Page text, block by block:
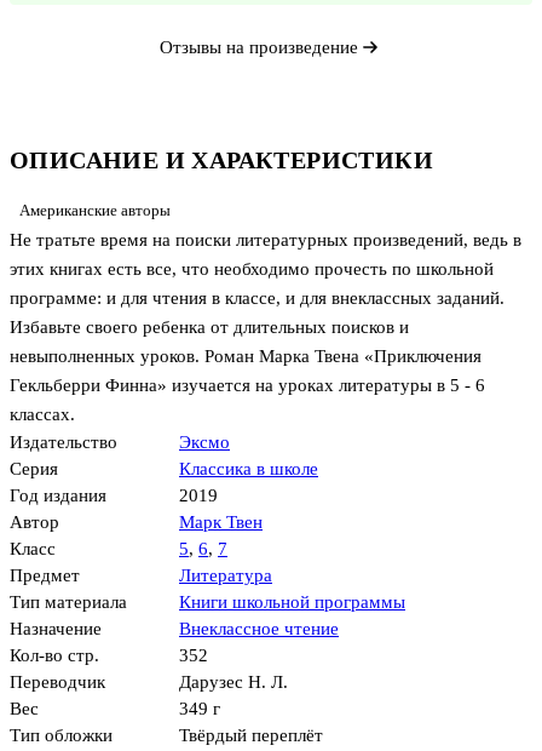
ОПИСАНИЕ И ХАРАКТЕРИСТИКИ
Американские авторы
Не тратьте время на поиски литературных произведений, ведь в
этих книгах есть все, что необходимо прочесть по школьной
программе: и для чтения в классе, и для внеклассных заданий.
Избавьте своего ребенка от длительных поисков и
невыполненных уроков. Роман Марка Твена «Приключения
Гекльберри Финна» изучается на уроках литературы в 5 - 6
классах.
Издательство
Эксмо
Серия
Классика в школе
Год издания
2019
Автор
Марк Твен
Класс
5, 6, 7
Предмет
Литература
Тип материала
Книги школьной программы
Назначение
Внеклассное чтение
Кол-во стр.
352
Переводчик
Дарузес Н. Л.
Вес
349 г
Тип обложки
Твёрдый переплёт
Отзывы на произведение